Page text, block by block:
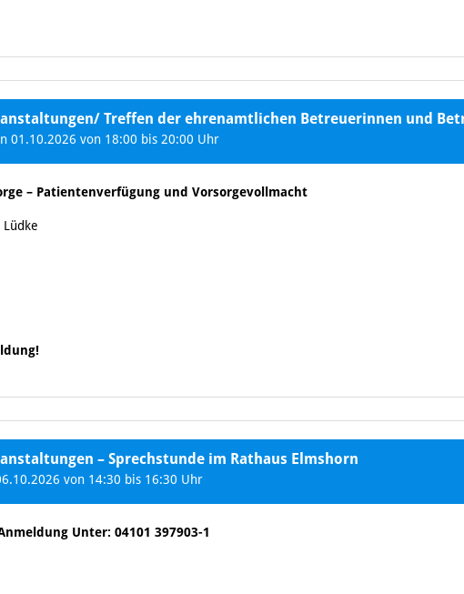
Treffen der ehrenamtlichen Betreuerinnen und
01.10.2026 von 18:00 bis 20:00 Uhr
– Patientenverfügung und Vorsorgevollmacht
– Sprechstunde im Rathaus Elmshorn
von 14:30 bis 16:30 Uhr
Unter: 04101 397903-1